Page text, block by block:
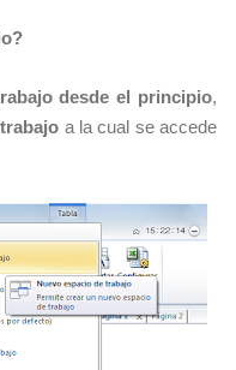
desde el principio,
a la cual se accede